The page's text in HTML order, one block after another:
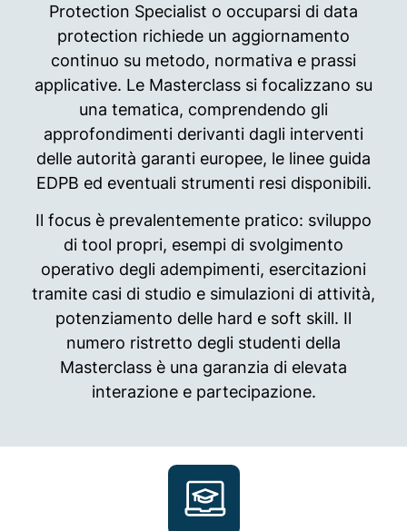
Protection Specialist o occuparsi di data
protection richiede un aggiornamento
continuo su metodo, normativa e prassi
applicative. Le Masterclass si focalizzano su
una tematica, comprendendo gli
approfondimenti derivanti dagli interventi
delle autorità garanti europee, le linee guida
EDPB ed eventuali strumenti resi disponibili.
Il focus è prevalentemente pratico: sviluppo
di tool propri, esempi di svolgimento
operativo degli adempimenti, esercitazioni
tramite casi di studio e simulazioni di attività,
potenziamento delle hard e soft skill. Il
numero ristretto degli studenti della
Masterclass è una garanzia di elevata
interazione e partecipazione.